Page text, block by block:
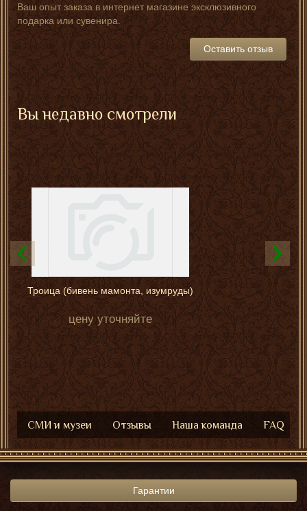
Ваш опыт заказа в интернет магазине эксклюзивного
подарка или сувенира.
Оставить отзыв
Вы недавно смотрели
Троица (бивень мамонта, изумруды)
цену уточняйте
СМИ и музеи Отзывы Наша команда FAQ
Гарантии